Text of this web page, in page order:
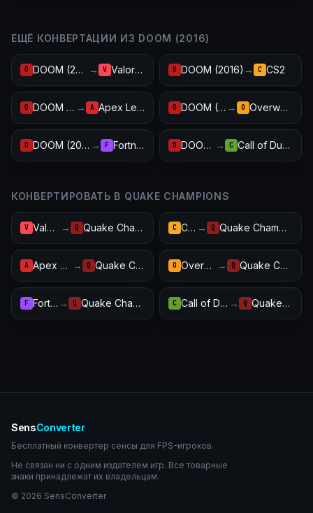
ЕЩЁ КОНВЕРТАЦИИ ИЗ DOOM (2016)
D DOOM (2016) → V Valorant D DOOM (2016) → C CS2
D DOOM (2016) → A Apex Legends D DOOM (2016) → O Overwatch 2
D DOOM (2016) → F Fortnite D DOOM (2016) → C Call of Duty: Warzone
КОНВЕРТИРОВАТЬ В QUAKE CHAMPIONS
V Valorant → Q Quake Champions C CS2 → Q Quake Champions
A Apex Legends → Q Quake Champions O Overwatch 2 → Q Quake Champions
F Fortnite → Q Quake Champions C Call of Duty: Warzone → Q Quake Champions
SensConverter
Бесплатный конвертер сенсы для FPS-игроков.
Не связан ни с одним издателем игр. Все товарные
знаки принадлежат их владельцам.
© 2026 SensConverter